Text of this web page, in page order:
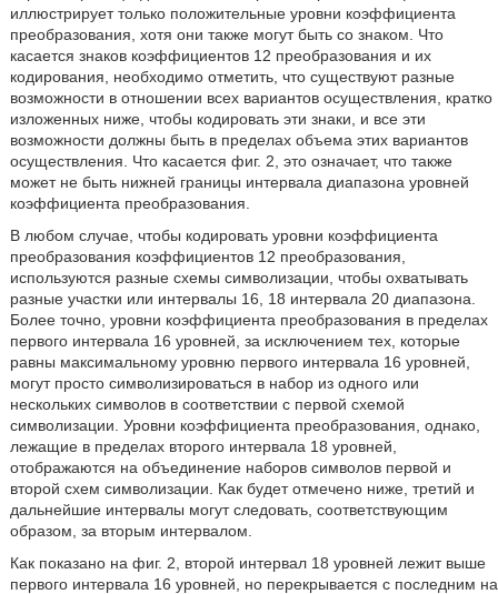
иллюстрирует только положительные уровни коэффициента
преобразования, хотя они также могут быть со знаком. Что
касается знаков коэффициентов 12 преобразования и их
кодирования, необходимо отметить, что существуют разные
возможности в отношении всех вариантов осуществления, кратко
изложенных ниже, чтобы кодировать эти знаки, и все эти
возможности должны быть в пределах объема этих вариантов
осуществления. Что касается фиг. 2, это означает, что также
может не быть нижней границы интервала диапазона уровней
коэффициента преобразования.
В любом случае, чтобы кодировать уровни коэффициента
преобразования коэффициентов 12 преобразования,
используются разные схемы символизации, чтобы охватывать
разные участки или интервалы 16, 18 интервала 20 диапазона.
Более точно, уровни коэффициента преобразования в пределах
первого интервала 16 уровней, за исключением тех, которые
равны максимальному уровню первого интервала 16 уровней,
могут просто символизироваться в набор из одного или
нескольких символов в соответствии с первой схемой
символизации. Уровни коэффициента преобразования, однако,
лежащие в пределах второго интервала 18 уровней,
отображаются на объединение наборов символов первой и
второй схем символизации. Как будет отмечено ниже, третий и
дальнейшие интервалы могут следовать, соответствующим
образом, за вторым интервалом.
Как показано на фиг. 2, второй интервал 18 уровней лежит выше
первого интервала 16 уровней, но перекрывается с последним на